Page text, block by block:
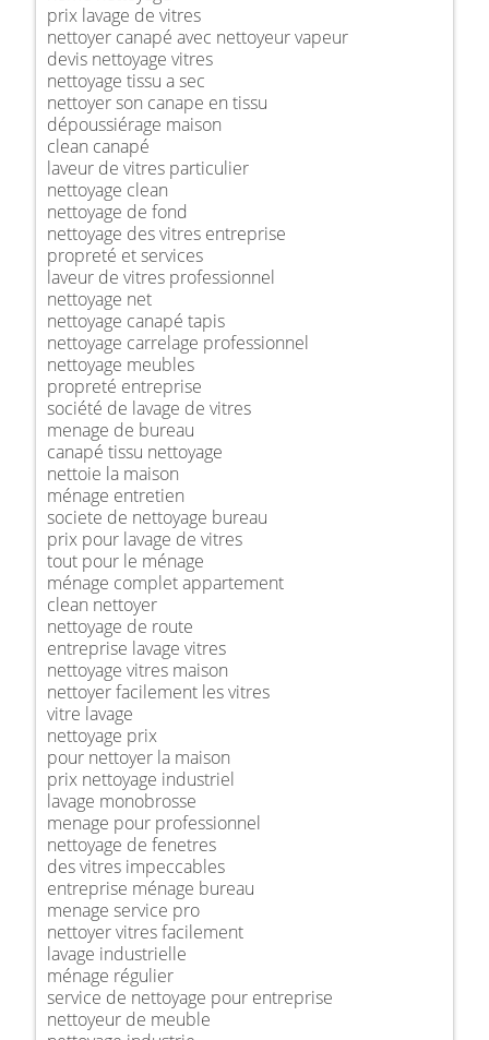
prix lavage de vitres
nettoyer canapé avec nettoyeur vapeur
devis nettoyage vitres
nettoyage tissu a sec
nettoyer son canape en tissu
dépoussiérage maison
clean canapé
laveur de vitres particulier
nettoyage clean
nettoyage de fond
nettoyage des vitres entreprise
propreté et services
laveur de vitres professionnel
nettoyage net
nettoyage canapé tapis
nettoyage carrelage professionnel
nettoyage meubles
propreté entreprise
société de lavage de vitres
menage de bureau
canapé tissu nettoyage
nettoie la maison
ménage entretien
societe de nettoyage bureau
prix pour lavage de vitres
tout pour le ménage
ménage complet appartement
clean nettoyer
nettoyage de route
entreprise lavage vitres
nettoyage vitres maison
nettoyer facilement les vitres
vitre lavage
nettoyage prix
pour nettoyer la maison
prix nettoyage industriel
lavage monobrosse
menage pour professionnel
nettoyage de fenetres
des vitres impeccables
entreprise ménage bureau
menage service pro
nettoyer vitres facilement
lavage industrielle
ménage régulier
service de nettoyage pour entreprise
nettoyeur de meuble